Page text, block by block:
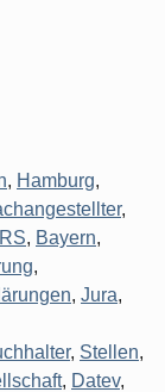
, Hamburg,
,
, Bayern,
,
, Jura,
, Stellen,
, Datev,